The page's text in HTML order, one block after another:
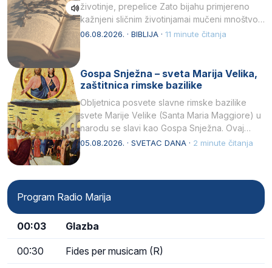
životinje, prepelice Zato bijahu primjereno
kažnjeni sličnim životinjamai mučeni mnoštvom
kukaca.2 A narod…
06.08.2026. · BIBLIJA · 11 minute čitanja
Gospa Snježna – sveta Marija Velika,
zaštitnica rimske bazilike
Obljetnica posvete slavne rimske bazilike
svete Marije Velike (Santa Maria Maggiore) u
narodu se slavi kao Gospa Snježna. Ovaj
naziv, Sancta Maria…
05.08.2026. · SVETAC DANA · 2 minute čitanja
Program Radio Marija
00:03 Glazba
00:30 Fides per musicam (R)